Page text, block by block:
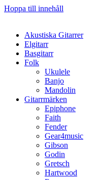
Hoppa till innehåll
Akustiska Gitarrer
Elgitarr
Basgitarr
Folk
Ukulele
Banjo
Mandolin
Gitarrmärken
Epiphone
Faith
Fender
Gear4music
Gibson
Godin
Gretsch
Hartwood